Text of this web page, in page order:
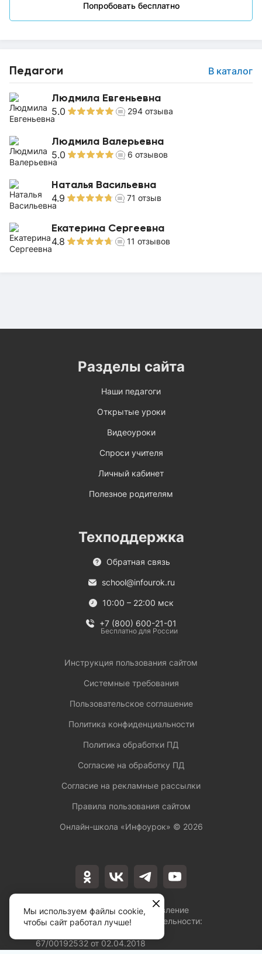
Попробовать бесплатно
Педагоги В каталог
Людмила Евгеньевна
5.0 294 отзыва
Людмила Валерьевна
5.0 6 отзывов
Наталья Васильевна
4.9 71 отзыв
Екатерина Сергеевна
4.8 11 отзывов
Лицензия на осуществление
образовательной деятельности:
67/00192532 от 02.04.2018
Разделы сайта
Наши педагоги
Открытые уроки
Видеоуроки
Спроси учителя
Личный кабинет
Полезное родителям
Техподдержка
Обратная связь
school@infourok.ru
10:00 – 22:00 мск
+7 (800) 600-21-01
Бесплатно для России
Инструкция пользования сайтом
Системные требования
Пользовательское соглашение
Политика конфиденциальности
Политика обработки ПД
Согласие на обработку ПД
Согласие на рекламные рассылки
Правила пользования сайтом
Онлайн-школа «Инфоурок» © 2026
Мы используем файлы cookie,
чтобы сайт работал лучше!